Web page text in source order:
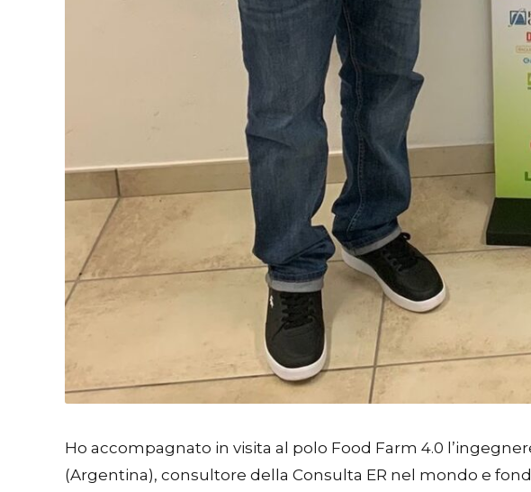
Ho accompagnato in visita al polo Food Farm 4.0
(Argentina), consultore della Consulta ER nel mondo e